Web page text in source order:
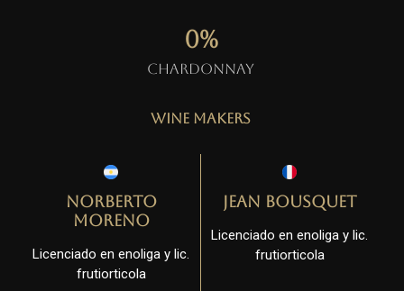
Chardonnay
0%
Wine Makers
Norberto
Moreno
Licenciado en enoliga y lic.
frutiorticola
Jean Bousquet
Licenciado en enoliga y lic.
frutiorticola